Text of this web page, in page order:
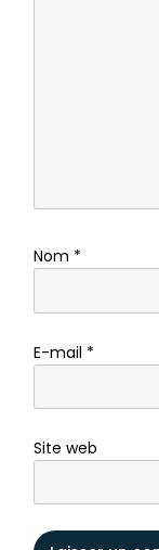
Nom *
E-mail *
Site web